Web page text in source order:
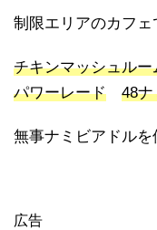
制限エリアのカフェ
チキンマッシュルー
パワーレード
48
無事ナミビアドルを
広告